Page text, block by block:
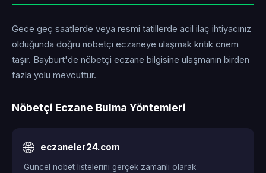
Gece geç saatlerde veya resmi tatillerde acil ilaç ihtiyacınız
olduğunda doğru nöbetçi eczaneye ulaşmak kritik önem
taşır. Bayburt'de nöbetçi eczane bilgisine ulaşmanın birden
fazla yolu mevcuttur.
Nöbetçi Eczane Bulma Yöntemleri
🌐 eczaneler24.com
Güncel nöbet listelerini gerçek zamanlı olarak